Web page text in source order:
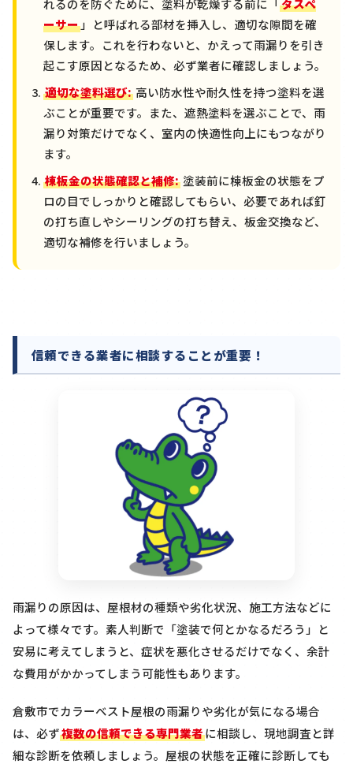
れるのを防ぐために、塗料が乾燥する前に「 タスペ
ーサー 」と呼ばれる部材を挿入し、適切な隙間を確
保します。これを行わないと、かえって雨漏りを引き
起こす原因となるため、必ず業者に確認しましょう。
適切な塗料選び: 高い防水性や耐久性を持つ塗料を選
ぶことが重要です。また、遮熱塗料を選ぶことで、雨
漏り対策だけでなく、室内の快適性向上にもつながり
ます。
棟板金の状態確認と補修: 塗装前に棟板金の状態をプ
ロの目でしっかりと確認してもらい、必要であれば釘
の打ち直しやシーリングの打ち替え、板金交換など、
適切な補修を行いましょう。
信頼できる業者に相談することが重要！
雨漏りの原因は、屋根材の種類や劣化状況、施工方法などに
よって様々です。素人判断で「塗装で何とかなるだろう」と
安易に考えてしまうと、症状を悪化させるだけでなく、余計
な費用がかかってしまう可能性もあります。
倉敷市でカラーベスト屋根の雨漏りや劣化が気になる場合
は、必ず複数の信頼できる専門業者に相談し、現地調査と詳
細な診断を依頼しましょう。屋根の状態を正確に診断しても